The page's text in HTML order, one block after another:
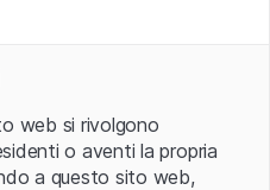
web si rivolgono
o aventi la propria
a questo sito web,